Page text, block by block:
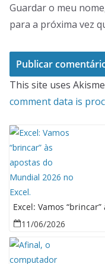
Guardar o meu
para a próxima vez
This site uses
comment data is
Excel: Vamos
11/06/2026